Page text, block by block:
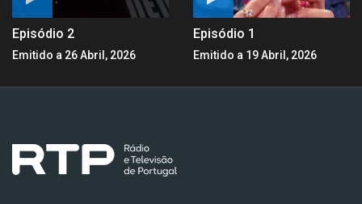
Episódio 2
Emitido a 26 Abril, 2026
Episódio 1
Emitido a 19 Abril, 2026